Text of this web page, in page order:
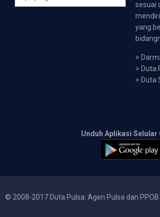
sesuai
yang
>
> Duta
> Duta
Unduh Aplikasi Selular
© 2008-2017 Duta Pulsa: Agen Pulsa dan